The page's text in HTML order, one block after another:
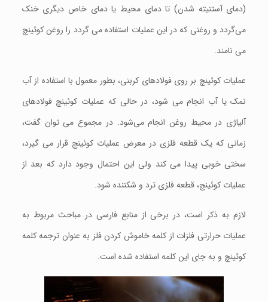
(دمای آستنیته شدن) تا دمای محیط یا دمای خاص دیگری خنک
می‌گردد و روغنی که در این عملیات استفاده می گردد را روغن کوئینچ
می نامند.
عملیات کوئینچ بر روی فولادهای کربنی، بطور معمول با استفاده از آب
نمک یا آب انجام می شود، در حالی که عملیات کوئینچ فولادهای
آلیاژی در محیط روغن انجام می‌شود. در مجموع می توان گفت،
زمانی که یک قطعه فلزی در معرض عملیات کوئینچ قرار می گیرد،
سختی خوبی پیدا می کند ولی این احتمال وجود دارد که بعد از
عملیات کوئینچ، قطعه فلزی ترد و شکننده شود.
لازم به ذکر است، در برخی از منابع فارسی در مباحث مربوط به
عملیات حرارتی فلزات از کلمه خاموش کردن فلز به عنوان ترجمه کلمه
کوئینچ و به جای این کلمه استفاده شده است.